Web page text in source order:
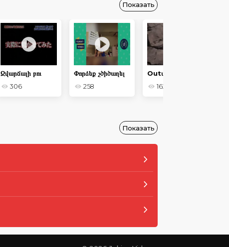
Показать
Զվարճալի բու
306
Փորձեք չծիծաղել
258 162
Показать